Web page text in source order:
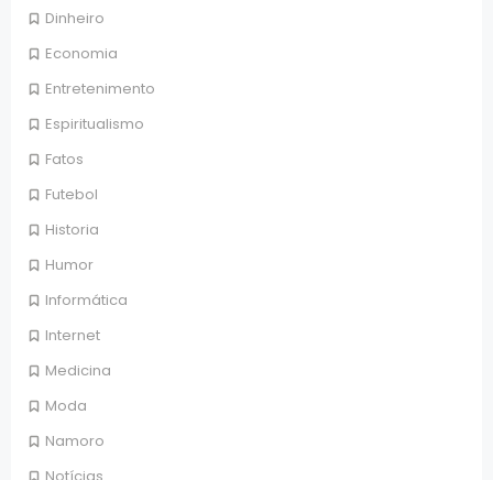
Dinheiro
Economia
Entretenimento
Espiritualismo
Fatos
Futebol
Historia
Humor
Informática
Internet
Medicina
Moda
Namoro
Notícias